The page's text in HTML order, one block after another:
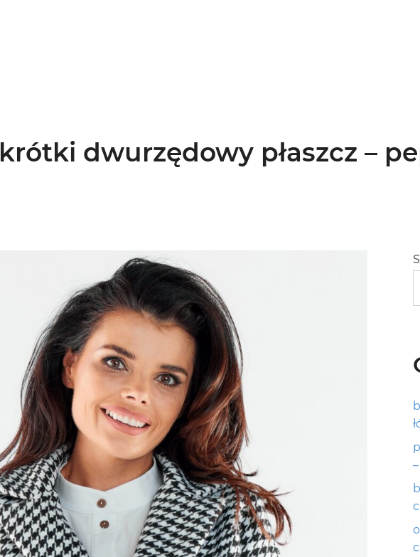
krótki dwurzędowy płaszcz –